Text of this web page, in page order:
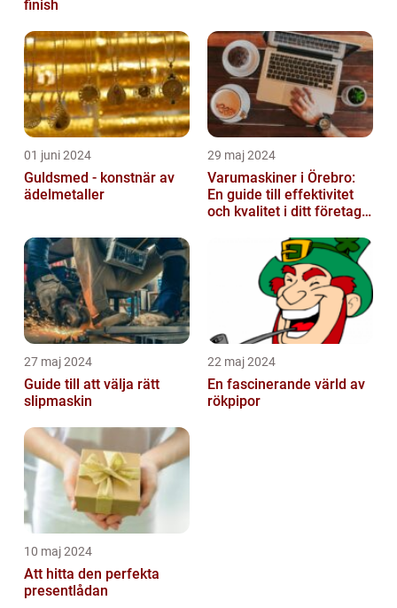
finish
01 juni 2024
Guldsmed - konstnär av
ädelmetaller
29 maj 2024
Varumaskiner i Örebro:
En guide till effektivitet
och kvalitet i ditt företags
27 maj 2024
Guide till att välja rätt
slipmaskin
22 maj 2024
En fascinerande värld av
rökpipor
10 maj 2024
Att hitta den perfekta
presentlådan